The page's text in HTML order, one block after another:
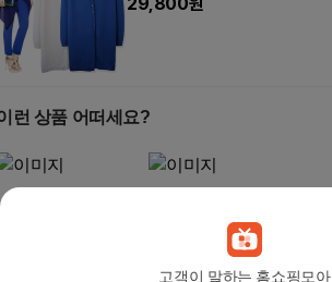
고객이 말하는 홈쇼핑모아
런 상품 어떠세요?